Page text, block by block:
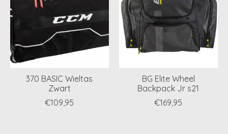
370 BASIC Wieltas
Zwart
€109,95
BG Elite Wheel
Backpack Jr s21
€169,95